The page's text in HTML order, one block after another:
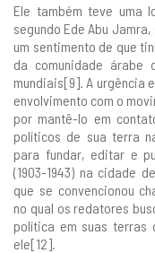
Ele também teve uma
segundo Ede Abu
um sentimento de que
da comunidade árabe
mundiais[9]. A urgência
envolvimento com o
por mantê-lo em
políticos de sua terra
para fundar, editar e
(1903-1943) na cidade
que se convencionou
no qual os redatores
política em suas terras
ele[12].